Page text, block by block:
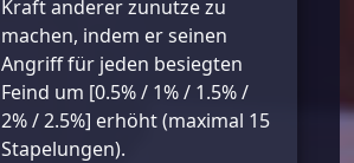
Kraft anderer zunutze zu
machen, indem er seinen
Angriff für jeden besiegten
Feind um [0.5% / 1% / 1.5% /
2% / 2.5%] erhöht (maximal 15
Stapelungen).